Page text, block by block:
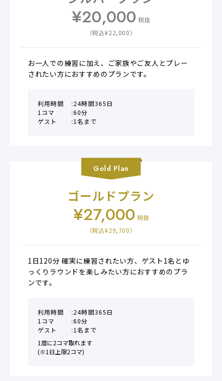
¥20,000 税抜
（税込¥22,000）
お一人での練習に加え、ご家族やご友人とプレー
されたい方におすすめのプランです。
利用時間
24時間365日
1コマ
60分
ゲスト
1名まで
Gold Plan
ゴールドプラン
¥27,000 税抜
（税込¥29,700）
1日120分 確実に練習されたい方、ゲスト1名とゆ
っくりラウンドを楽しみたい方におすすめのプラ
ンです。
利用時間
24時間365日
1コマ
60分
ゲスト
1名まで
1度に2コマ取れます
(※1日上限2コマ)